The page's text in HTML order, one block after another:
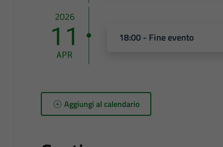
2026
11
APR
18:00 - Fine evento
Aggiungi al calendario